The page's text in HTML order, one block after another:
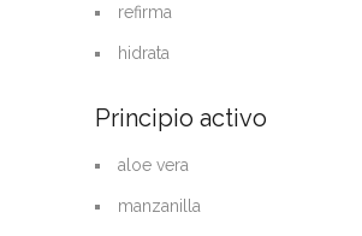
refirma
hidrata
Principio activo
aloe vera
manzanilla